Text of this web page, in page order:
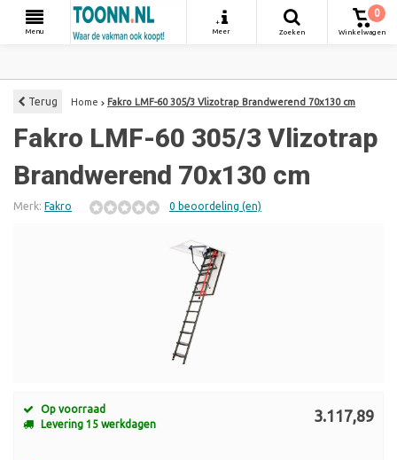
Menu
+
Meer
Zoeken
0
Winkelwagen
Terug Home Fakro LMF-60 305/3 Vlizotrap Brandwerend 70x130 cm
Fakro LMF-60 305/3 Vlizotrap
Brandwerend 70x130 cm
Merk: Fakro 0 beoordeling (en)
Op voorraad
Levering 15 werkdagen
3.117,89